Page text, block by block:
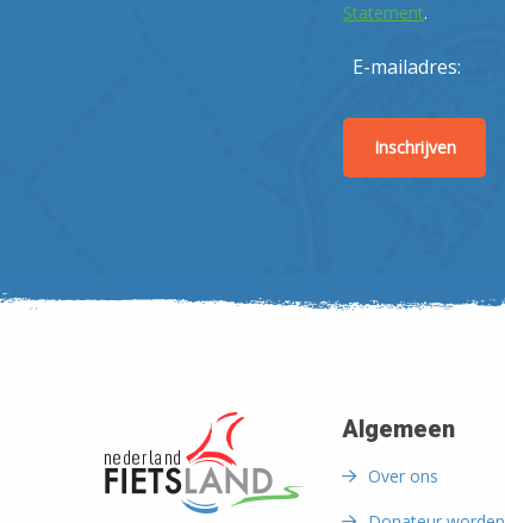
Statement.
E-mailadres:
Algemeen
Over ons